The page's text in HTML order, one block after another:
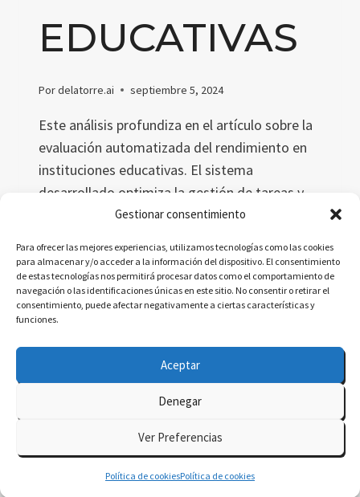
Gestionar consentimiento
Para ofrecer las mejores experiencias, utilizamos tecnologías como las cookies
para almacenar y/o acceder a la información del dispositivo. El consentimiento
de estas tecnologías nos permitirá procesar datos como el comportamiento de
navegación o las identificaciones únicas en este sitio. No consentir o retirar el
consentimiento, puede afectar negativamente a ciertas características y
funciones.
Aceptar
Denegar
Ver Preferencias
Política de cookiesPolítica de cookies
EDUCATIVAS
Pordelatorre.ai septiembre 5, 2024
Este análisis profundiza en el artículo sobre la
evaluación automatizada del rendimiento en
instituciones educativas. El sistema
desarrollado optimiza la gestión de tareas y
mejora la evaluación del desempeño del
objetivos y métricas precisas, mejorando así la
eficiencia organizativa.
LEER MÁS
RENDIMIENTO
INSTITUCIONES
Kadence WP